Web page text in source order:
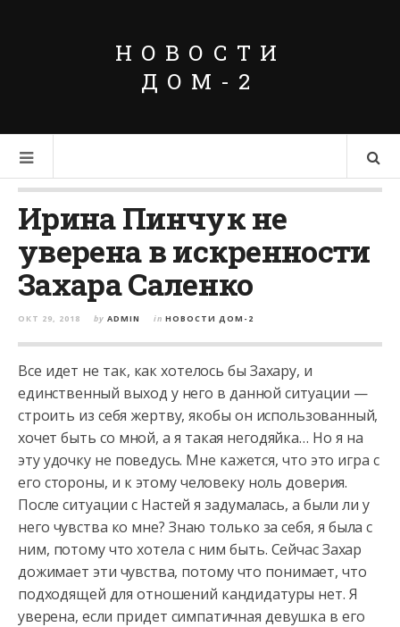
НОВОСТИ
ДОМ-2
Ирина Пинчук не
уверена в искренности
Захара Саленко
ОКТ 29, 2018 by ADMIN in НОВОСТИ ДОМ-2
Все идет не так, как хотелось бы Захару, и
единственный выход у него в данной ситуации —
строить из себя жертву, якобы он использованный,
хочет быть со мной, а я такая негодяйка… Но я на
эту удочкуне поведусь. Мне кажется, что это игра с
его стороны, и к этому человеку ноль доверия.
После ситуации с Настей я задумалась, а были ли у
него чувства ко мне? Знаю только за себя, я была с
ним, потому что хотела с ним быть. Сейчас Захар
дожимает эти чувства, потому что понимает, что
подходящей для отношений кандидатуры нет. Я
уверена, если придет симпатичная девушка в его